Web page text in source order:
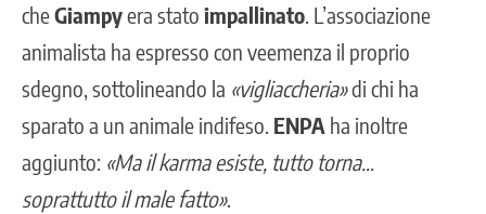
cheGiampyera stato impallinato. L’associazione
animalista ha espresso con veemenza il proprio
sdegno, sottolineando la «vigliaccheria»di chi ha
sparato a un animale indifeso. ENPA ha inoltre
aggiunto: «Ma il karma esiste, tutto torna…
soprattutto il male fatto».